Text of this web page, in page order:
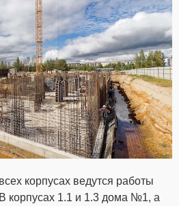
корпусах ведутся работы
корпусах 1.1 и 1.3 дома №1, а